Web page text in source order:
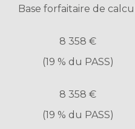
Base forfaitaire de calcul
8 358 €
(19 % du PASS)
8 358 €
(19 % du PASS)